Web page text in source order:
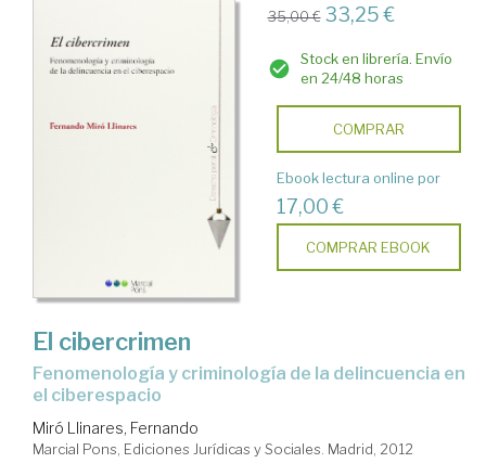
35,00 € 33,25 €
Stock en librería. Envío
en 24/48 horas
COMPRAR
Ebook lectura online por
17,00 €
COMPRAR EBOOK
El cibercrimen
Fenomenología y criminología de la delincuencia en
el ciberespacio
Miró Llinares, Fernando
Marcial Pons, Ediciones Jurídicas y Sociales. Madrid, 2012